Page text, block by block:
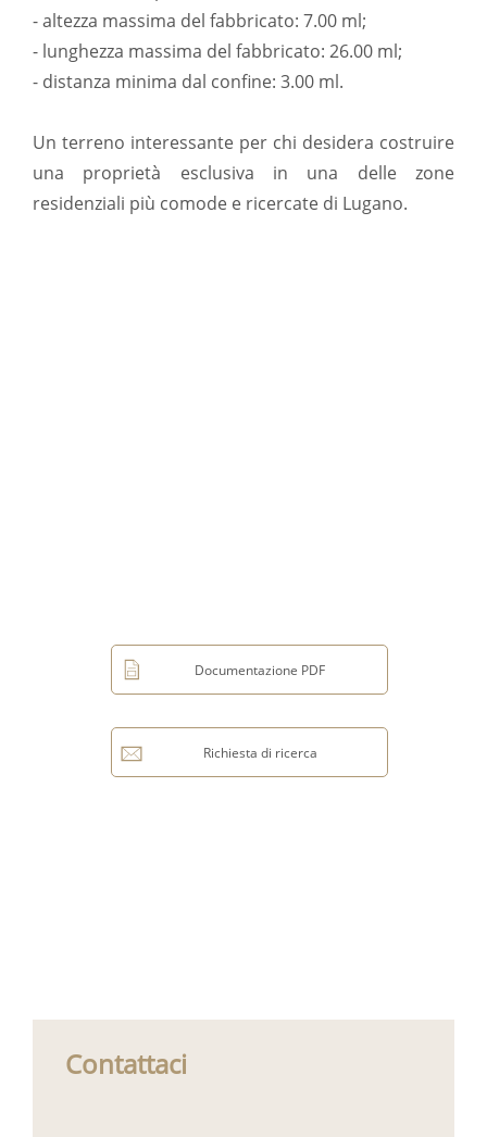
- altezza massima del fabbricato: 7.00 ml;
- lunghezza massima del fabbricato: 26.00 ml;
- distanza minima dal confine: 3.00 ml.
Un terreno interessante per chi desidera costruire
una proprietà esclusiva in una delle zone
residenziali più comode e ricercate di Lugano.
Contattaci
Documentazione PDF
Richiesta di ricerca